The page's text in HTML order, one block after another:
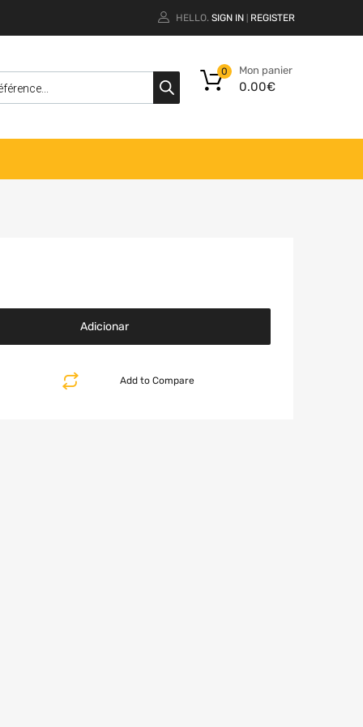
HELLO. SIGN IN REGISTER
Mon panier
0.00€
0
Adicionar
Add to Compare